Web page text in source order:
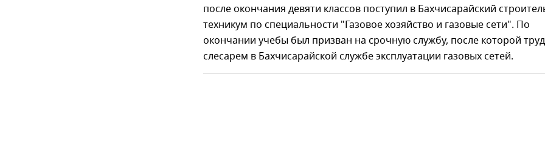
после окончания девяти классов поступил в Бахчисарайский
техникум по специальности "Газовое хозяйство и газовые сети". По
окончании учебы был призван на срочную службу, после которой
слесарем в Бахчисарайской службе эксплуатации газовых сетей.